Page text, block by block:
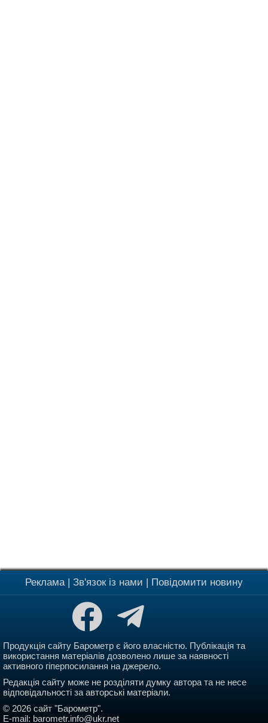
Реклама| Зв'язок із нами | Повідомити новину
Продукція сайту Барометр є його власністю. Публікація та
використання матеріалів дозволено лише за наявності
активного гіперпосилання на джерело.
Редакція сайту може не розділяти думку автора та не несе
відповідальності за авторські матеріали.
© 2026 сайт "Барометр".
E-mail: barometr.info@ukr.net